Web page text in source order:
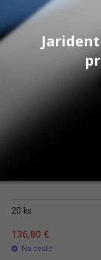
20 ks
136,80 €
Na ceste